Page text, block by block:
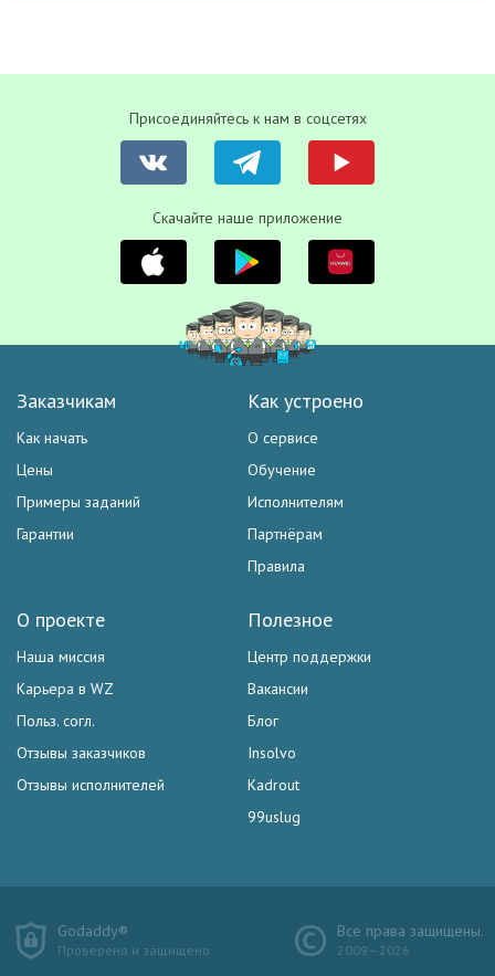
Присоединяйтесь к нам в соцсетях
Скачайте наше приложение
Заказчикам
Как начать
Цены
Примеры заданий
Гарантии
Как устроено
О сервисе
Обучение
Исполнителям
Партнёрам
Правила
Полезное
Центр поддержки
Вакансии
Блог
Insolvo
Kadrout
99uslug
О проекте
Наша миссия
Карьера в WZ
Польз. согл.
Отзывы заказчиков
Отзывы исполнителей
Godaddy®
Проверено и защищено
Все права защищены.
2009—2026